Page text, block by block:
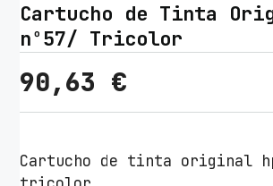
Cartucho de Tinta
nº57/ Tricolor
90,63 €
Cartucho de tinta original